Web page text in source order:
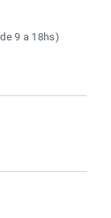
9 a 18hs)